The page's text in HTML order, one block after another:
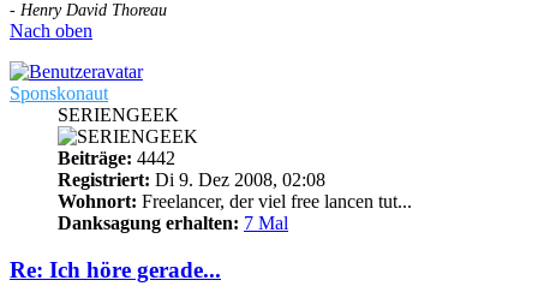
- Henry David Thoreau
Nach oben
Sponskonaut
SERIENGEEK
Beiträge: 4442
Registriert: Di 9. Dez 2008, 02:08
Wohnort: Freelancer, der viel free lancen tut...
Danksagung erhalten: 7 Mal
Re: Ich höre gerade...